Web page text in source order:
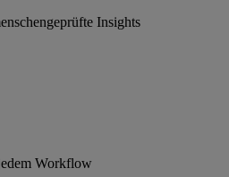
Insights
Workflow